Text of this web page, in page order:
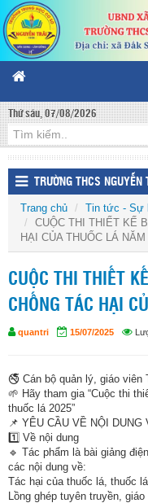
Thứ sáu, 07/08/2026
TRƯỜNG THCS NGUYỄN
Trang chủ
Tin tức - Sự
CUỘC THI THIẾT KẾ
HẠI CỦA THUỐC LÁ NĂM
CUỘC THI THIẾT
CHỐNG TÁC HẠI
quantri 15/07/2025
🚭 Cán bộ quản lý, giáo viên
🌱 Hãy tham gia “Cuộc thi
thuốc lá 2025”
📌 YÊU CẦU VỀ NỘI
1️⃣ Về nội dung
🔹 Tác phẩm là bài giảng
các nội dung về:
Tác hại của thuốc lá, thuốc
Lồng ghép tuyên truyền,